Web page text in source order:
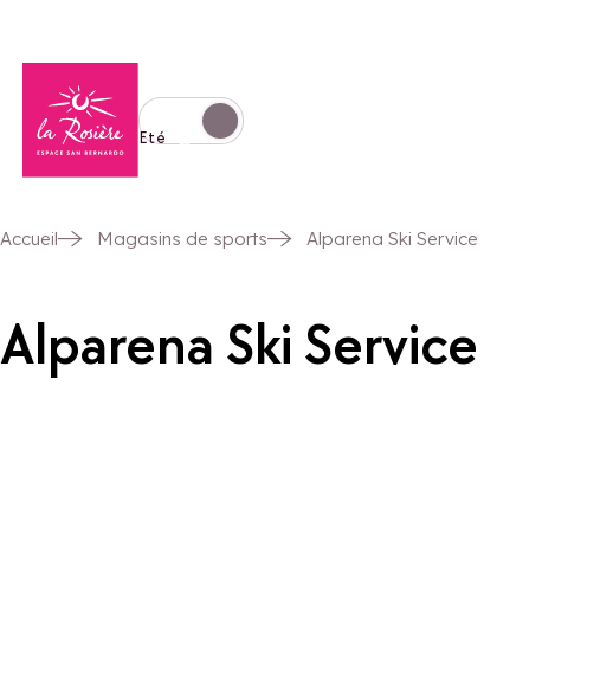
Basculer l'affichage en mode hiver
Eté
Accueil Magasins de sports Alparena Ski Service
Alparena Ski Service